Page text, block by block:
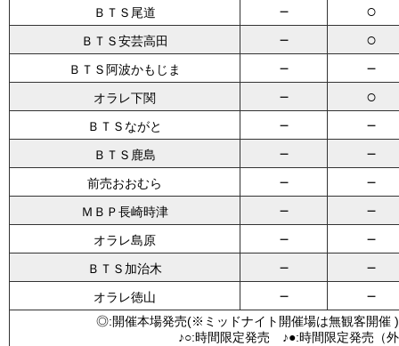
ＢＴＳ尾道 － ○
ＢＴＳ安芸高田 － ○
ＢＴＳ阿波かもじま － －
オラレ下関 － ○
ＢＴＳながと － －
ＢＴＳ鹿島 － －
前売おおむら － －
ＭＢＰ長崎時津 － －
オラレ島原 － －
ＢＴＳ加治木 － －
オラレ徳山 － －
◎:開催本場発売(※ミッドナイト開催場は無観客
♪○:時間限定発売 ♪●:時間限定発売